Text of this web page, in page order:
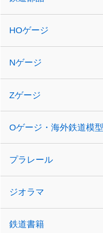
HOゲージ
Nゲージ
Zゲージ
Oゲージ・海外鉄道模型
プラレール
ジオラマ
鉄道書籍